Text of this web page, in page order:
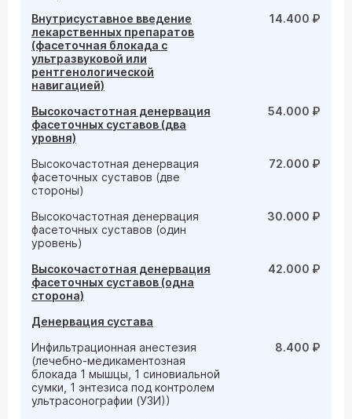
Внутрисуставное введение
лекарственных препаратов
(фасеточная блокада с
ультразвуковой или
рентгенологической
навигацией)
14.400 ₽
Высокочастотная денервация
фасеточных суставов (два
уровня)
54.000 ₽
Высокочастотная денервация
фасеточных суставов (две
стороны)
72.000 ₽
Высокочастотная денервация
фасеточных суставов (один
уровень)
30.000 ₽
Высокочастотная денервация
фасеточных суставов (одна
сторона)
42.000 ₽
Денервация сустава
Инфильтрационная анестезия
(лечебно-медикаментозная
блокада 1 мышцы, 1 синовиальной
сумки, 1 энтезиса под контролем
ультрасонографии (УЗИ))
8.400 ₽